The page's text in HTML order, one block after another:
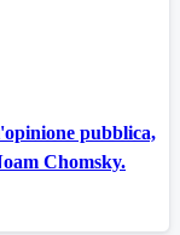
pubblica,
Chomsky.